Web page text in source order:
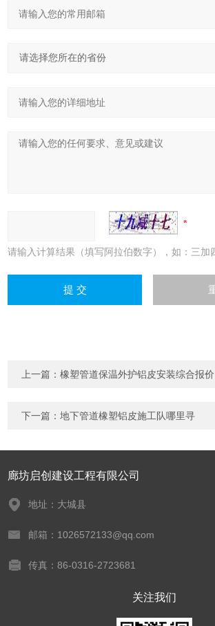
请输入计算结果（填写阿拉伯数字），如：三加
上一篇：橡塑管道保温外护铝皮安装综合报价
下一篇：地下管道橡塑铝皮施工队哪里寻
廊坊启创建设工程有限公司
地址：大城县
邮箱：1026572133@qq.com
传真：86-0316-2723681
关注我们